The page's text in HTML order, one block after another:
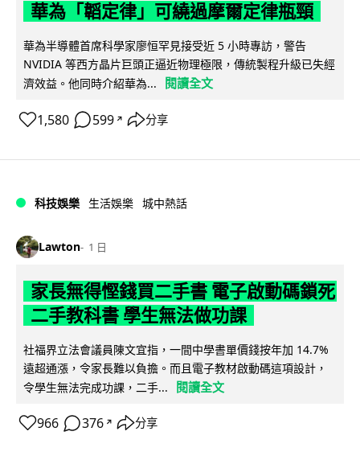
華為「韜定律」可繞過摩爾定律瓶頸
華為半導體首席科學家廖恒罕見接受近 5 小時專訪，警告
NVIDIA 等西方晶片巨頭正逼近物理極限，傳統製程升級已失經
濟效益。他同時介紹華為...
閱讀全文
1,580 599 ↗ 分享
科技娛樂 生活娛樂 城中熱話
Lawton 1 日
家長無得慳錢買二手書 電子啟動碼鎖死
二手教科書 學生無法做功課
社福界立法會議員陳文宜指，一間中學書單價錢按年加 14.7%
遠超通漲，令家長難以負擔。而且電子教材啟動碼這項設計，
令學生無法完成功課，二手...
閱讀全文
966 376 ↗ 分享